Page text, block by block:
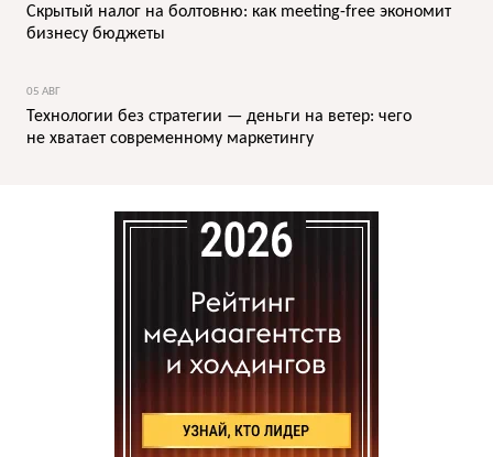
Скрытый налог на болтовню: как meeting-free экономит
бизнесу бюджеты
05 АВГ
Технологии без стратегии — деньги на ветер: чего
не хватает современному маркетингу